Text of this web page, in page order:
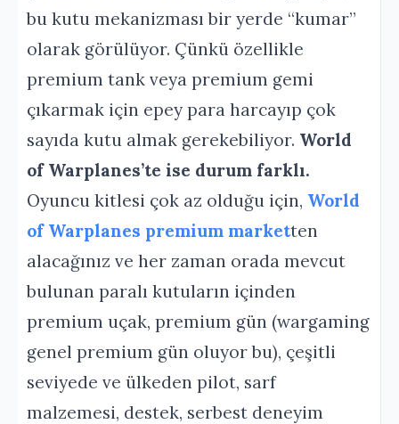
bu kutu mekanizması bir yerde “kumar”
olarak görülüyor. Çünkü özellikle
premium tank veya premium gemi
çıkarmak için epey para harcayıp çok
sayıda kutu almak gerekebiliyor. World
of Warplanes’te ise durum farklı.
Oyuncu kitlesi çok az olduğu için, World
of Warplanes premium marketten
alacağınız ve her zaman orada mevcut
bulunan paralı kutuların içinden
premium uçak, premium gün (wargaming
genel premium gün oluyor bu), çeşitli
seviyede ve ülkeden pilot, sarf
malzemesi, destek, serbest deneyim